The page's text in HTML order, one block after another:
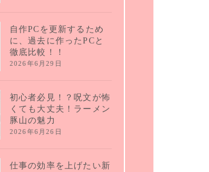
自作PCを更新するため
に、過去に作ったPCと
徹底比較！！
2026年6月29日
初心者必見！？呪文が怖
くても大丈夫！ラーメン
豚山の魅力
2026年6月26日
仕事の効率を上げたい新